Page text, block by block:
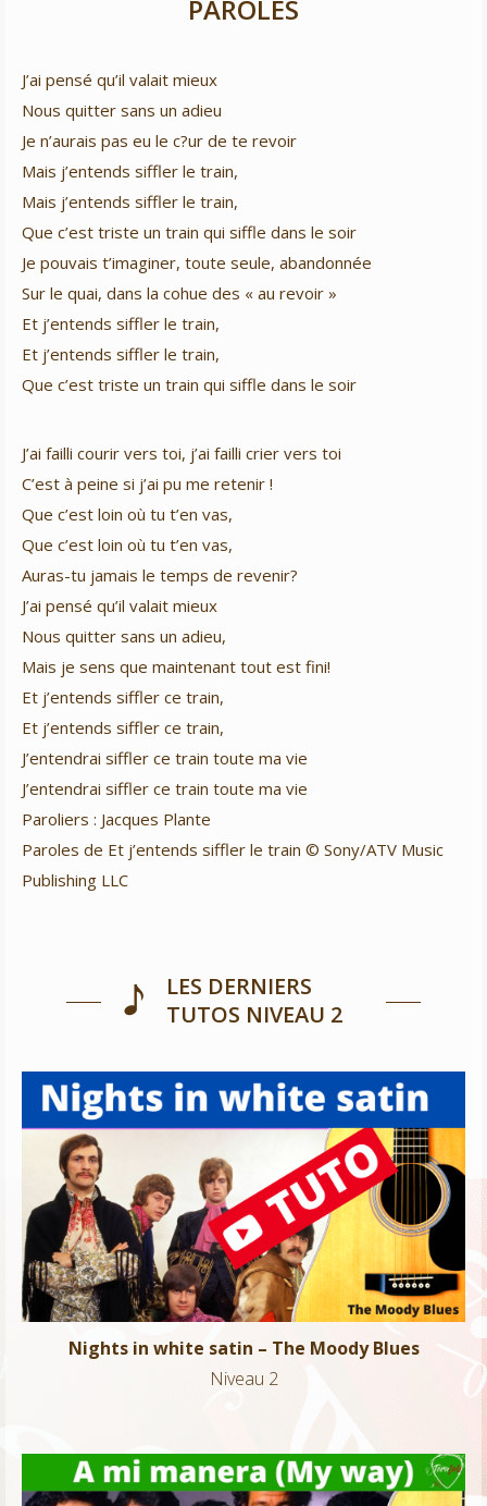
PAROLES
J’ai pensé qu’il valait mieux
Nous quitter sans un adieu
Je n’aurais pas eu le c?ur de te revoir
Mais j’entends siffler le train,
Mais j’entends siffler le train,
Que c’est triste un train qui siffle dans le soir
Je pouvais t’imaginer, toute seule, abandonnée
Sur le quai, dans la cohue des « au revoir »
Et j’entends siffler le train,
Et j’entends siffler le train,
Que c’est triste un train qui siffle dans le soir
J’ai failli courir vers toi, j’ai failli crier vers toi
C’est à peine si j’ai pu me retenir !
Que c’est loin où tu t’en vas,
Que c’est loin où tu t’en vas,
Auras-tu jamais le temps de revenir?
J’ai pensé qu’il valait mieux
Nous quitter sans un adieu,
Mais je sens que maintenant tout est fini!
Et j’entends siffler ce train,
Et j’entends siffler ce train,
J’entendrai siffler ce train toute ma vie
J’entendrai siffler ce train toute ma vie
Paroliers : Jacques Plante
Paroles de Et j’entends siffler le train © Sony/ATV Music
Publishing LLC
LES DERNIERS
TUTOS NIVEAU 2
Nights in white satin – The Moody Blues
Niveau 2
Nights in white satin – The Moody Blues
Niveau 2